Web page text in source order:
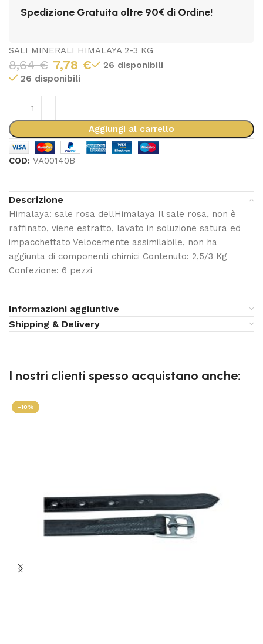
Spedizione Gratuita oltre 90€ di Ordine!
SALI MINERALI HIMALAYA 2-3 KG
8,64€ 7,78 €
26 disponibili
26 disponibili
Aggiungi al carrello
COD:VA00140B
Descrizione
Himalaya: sale rosa dellHimalaya Il sale rosa, non è
raffinato, viene estratto, lavato in soluzione satura ed
impacchettato Velocemente assimilabile, non ha
aggiunta di componenti chimici Contenuto: 2,5/3 Kg
Confezione: 6 pezzi
Informazioni aggiuntive
Shipping & Delivery
I nostri clienti spesso acquistano anche:
-10%